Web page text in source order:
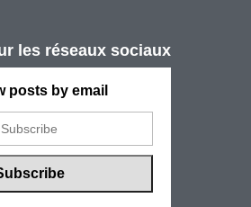
les réseaux sociaux
posts by email